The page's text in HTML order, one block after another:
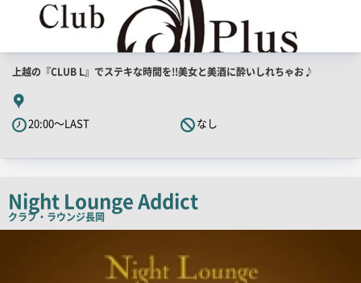
店
舗
PR
キ
コ
ピ
上越の『CLUB L』でステキな時間を!!美女と美酒に酔いしれちゃお♪
20:00～LAST なし
Night Lounge Addict
クラブ・ラウンジ長岡